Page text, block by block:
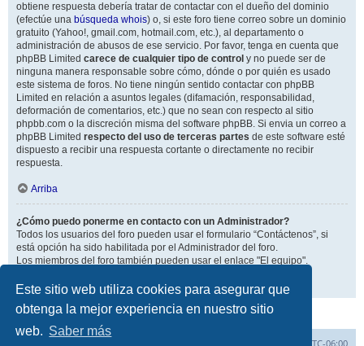
Este sitio web utiliza cookies para asegurar que
obtenga la mejor experiencia en nuestro sitio
web. Saber más
obtiene respuesta debería tratar de contactar con el dueño del dominio
(efectúe una búsqueda whois) o, si este foro tiene correo sobre un dominio
gratuito (Yahoo!, gmail.com, hotmail.com, etc.), al departamento o
administración de abusos de ese servicio. Por favor, tenga en cuenta que
phpBB Limited carece de cualquier tipo de control y no puede ser de
ninguna manera responsable sobre cómo, dónde o por quién es usado
este sistema de foros. No tiene ningún sentido contactar con phpBB
Limited en relación a asuntos legales (difamación, responsabilidad,
deformación de comentarios, etc.) que no sean con respecto al sitio
phpbb.com o la discreción misma del software phpBB. Si envia un correo a
phpBB Limited respecto del uso de terceras partes de este software esté
dispuesto a recibir una respuesta cortante o directamente no recibir
respuesta.
Arriba
¿Cómo puedo ponerme en contacto con un Administrador?
Todos los usuarios del foro pueden usar el formulario “Contáctenos”, si
está opción ha sido habilitada por el Administrador del foro.
Los miembros del foro también pueden usar el enlace "El equipo".
Arriba
UTC-06:00